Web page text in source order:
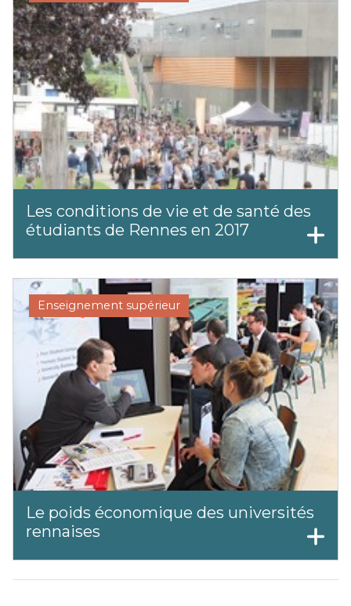
Les conditions de vie et de santé des
étudiants de Rennes en 2017
Enseignement supérieur
Le poids économique des universités
rennaises